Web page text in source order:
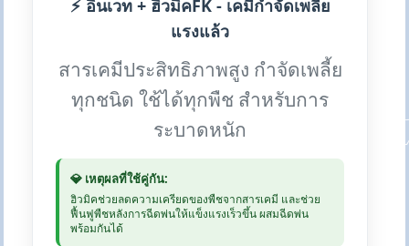
⚡ อินเวท + ฮิวมิคFK - เคมีกำจัดเพลี้ย
แรงแล้ว
สารเคมีประสิทธิภาพสูง กำจัดเพลี้ย
ทุกชนิด ใช้ได้ทุกพืช สำหรับการ
ระบาดหนัก
💎 เหตุผลที่ใช้คู่กัน:
ฮิวมิคช่วยลดความเครียดของพืชจากสารเคมี และช่วย
ฟื้นฟูพืชหลังการฉีดพ่นให้แข็งแรงเร็วขึ้น ผสมฉีดพ่น
พร้อมกันได้